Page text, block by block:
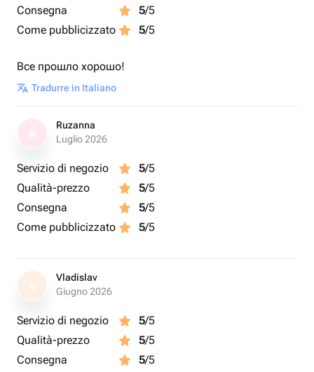
Consegna 5/5
Come pubblicizzato
5/5
Все прошло хорошо!
Tradurre in Italiano
Ruzanna
Luglio 2026
Servizio di negozio 5/5
Qualità-prezzo
5/5
Consegna
5/5
Come pubblicizzato
5/5
V
Vladislav
Giugno 2026
Servizio di negozio 5/5
Qualità-prezzo
5/5
Consegna
5/5